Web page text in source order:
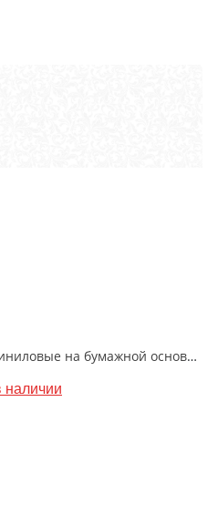
88278-1 Veluce 2018 Обои виниловые на бумажной основе 1.06*15.6
наличии